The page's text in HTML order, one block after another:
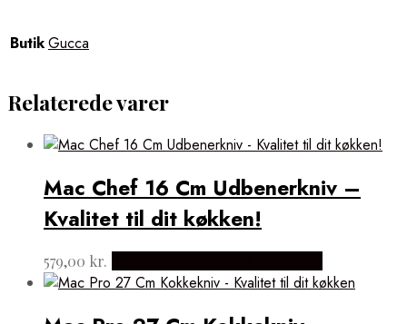
ButikGucca
Relaterede varer
Mac Chef 16 Cm Udbenerkniv –
Kvalitet til dit køkken!
579,00 kr.